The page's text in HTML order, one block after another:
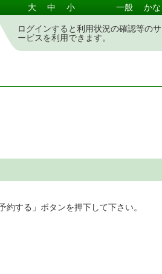
大 中 小 一般 かな
ログインすると利用状況の確認等のサ
ービスを利用できます。
する」ボタンを押下して下さい。